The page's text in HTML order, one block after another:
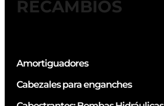
RECAMBIOS
Amortiguadores
Cabezales para enganches